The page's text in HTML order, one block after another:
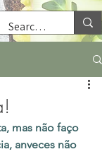
mas não faço
anveces não